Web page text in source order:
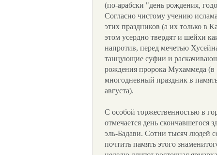
(по-арабски "день рождения,
Согласно чистому учению
этих праздников (а их только в
этом усердно твердят и шейхи
напротив, перед мечетью
танцующие суфии и
рождения пророка Мухаммеда (в
многодневный праздник в
августа).
С особой торжественностью в
отмечается день скончавшегося
эль-Бадави. Сотни тысяч людей
почтить память этого